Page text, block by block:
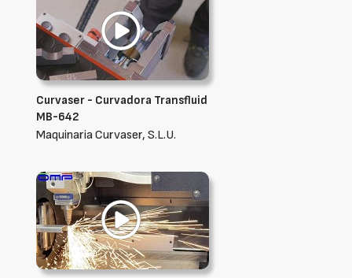
Curvaser - Curvadora Transfluid
MB-642
Maquinaria Curvaser, S.L.U.